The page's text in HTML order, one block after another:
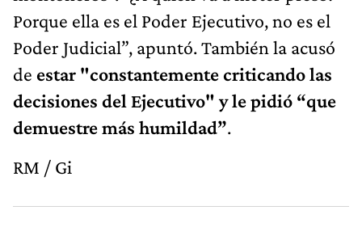
Porque ella es el Poder Ejecutivo, no es el
Poder Judicial”, apuntó. También la acusó
de estar "constantemente criticando las
decisiones del Ejecutivo" y le pidió “que
demuestre más humildad”.
RM / Gi